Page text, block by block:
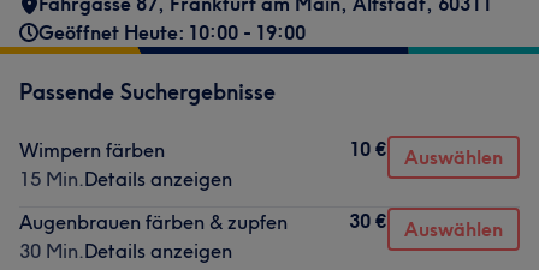
Geöffnet Heute: 10:00 - 19:00
Passende Suchergebnisse
Wimpern färben
15 Min.Details anzeigen
10 € Auswählen
Augenbrauen färben & zupfen
30 Min.Details anzeigen
30 € Auswählen